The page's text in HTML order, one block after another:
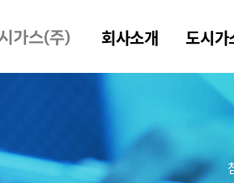
회사소개 도시가